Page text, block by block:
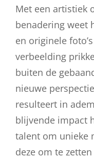
Met een artistiek
benadering weet
en originele
verbeelding
buiten de
nieuwe
resulteert in
blijvende impact
talent om unieke
deze om te